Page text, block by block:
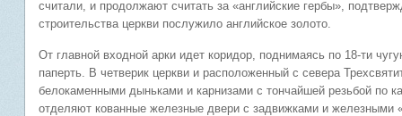
считали, и продолжают считать за «английские гербы»,
строительства церкви послужило английское золото.
От главной входной арки идет коридор, поднимаясь по 18-ти
паперть. В четверик церкви и расположенный с севера
белокаменными дыньками и карнизами с тончайшей резьбой по
отделяют кованные железные двери с задвижками и железными